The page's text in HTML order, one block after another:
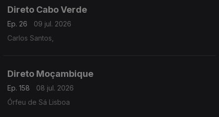
Direto Cabo Verde
Ep. 26
09 jul. 2026
Carlos Santos,
Direto Moçambique
Ep. 158
08 jul. 2026
Órfeu de Sá Lisboa